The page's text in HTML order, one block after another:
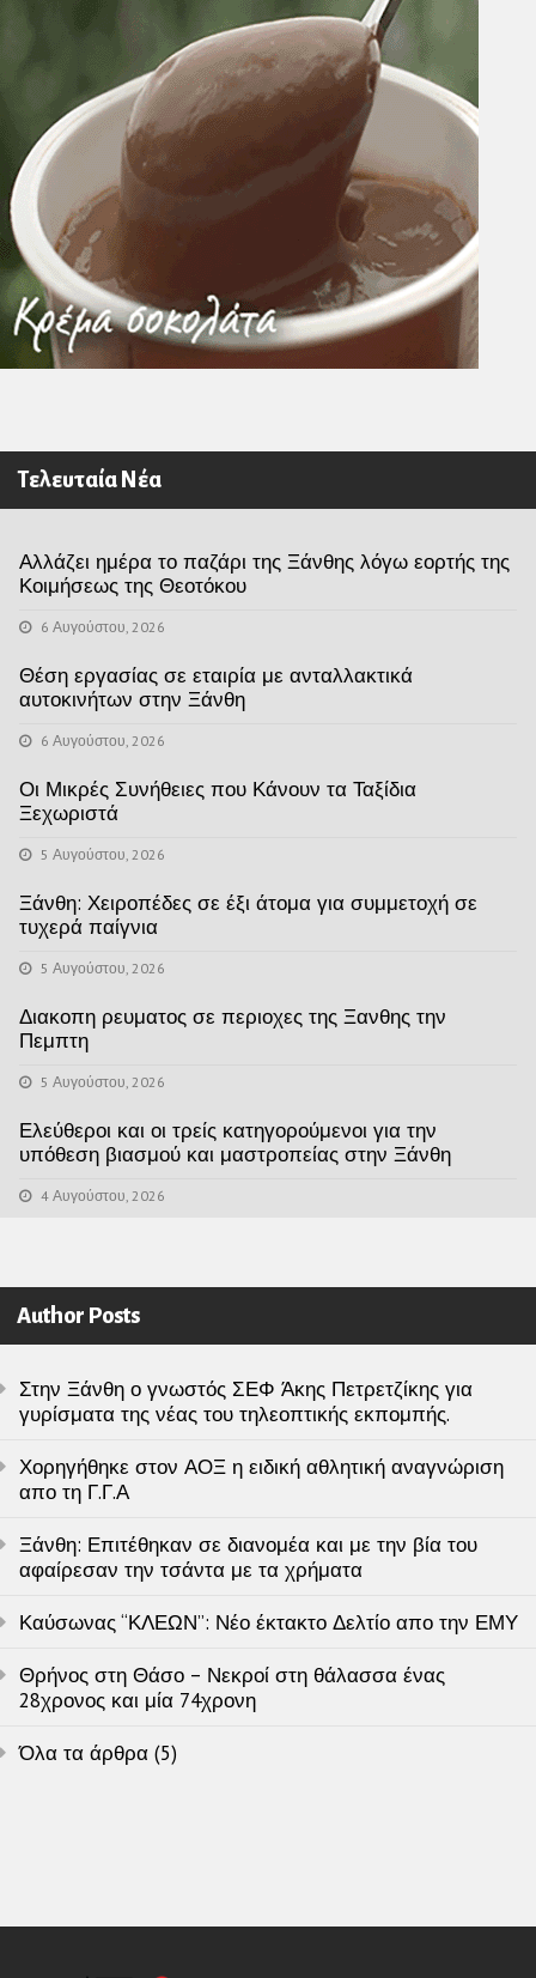
Τελευταία Νέα
Αλλάζει ημέρα το παζάρι της Ξάνθης λόγω εορτής της
Κοιμήσεως της Θεοτόκου
6 Αυγούστου, 2026
Θέση εργασίας σε εταιρία με ανταλλακτικά
αυτοκινήτων στην Ξάνθη
6 Αυγούστου, 2026
Οι Μικρές Συνήθειες που Κάνουν τα Ταξίδια
Ξεχωριστά
5 Αυγούστου, 2026
Ξάνθη: Χειροπέδες σε έξι άτομα για συμμετοχή σε
τυχερά παίγνια
5 Αυγούστου, 2026
Διακοπη ρευματος σε περιοχες της Ξανθης την
Πεμπτη
5 Αυγούστου, 2026
Ελεύθεροι και οι τρείς κατηγορούμενοι για την
υπόθεση βιασμού και μαστροπείας στην Ξάνθη
4 Αυγούστου, 2026
Author Posts
Στην Ξάνθη ο γνωστός ΣΕΦ Άκης Πετρετζίκης για
γυρίσματα της νέας του τηλεοπτικής εκπομπής.
Χορηγήθηκε στον ΑΟΞ η ειδική αθλητική αναγνώριση
απο τη Γ.Γ.Α
Ξάνθη: Επιτέθηκαν σε διανομέα και με την βία του
αφαίρεσαν την τσάντα με τα χρήματα
Καύσωνας “ΚΛΕΩΝ”: Νέο έκτακτο Δελτίο απο την ΕΜΥ
Θρήνος στη Θάσο – Νεκροί στη θάλασσα ένας
28χρονος και μία 74χρονη
Όλα τα άρθρα (5)